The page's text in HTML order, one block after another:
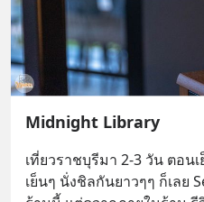
Midnight Library
เที่ยวราชบุรีมา 2-3 วัน ตอน
เย็นๆ นั่งชิลกันยาวๆๆ ก็เลย